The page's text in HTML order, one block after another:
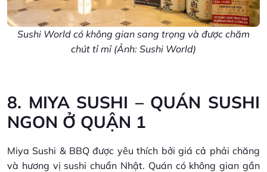
Sushi World có không gian sang trọng và được chăm
chút tỉ mỉ (Ảnh: Sushi World)
8. MIYA SUSHI – QUÁN SUSHI
NGON Ở QUẬN 1
Miya Sushi & BBQ được yêu thích bởi giá cả phải chăng
và hương vị sushi chuẩn Nhật. Quán có không gian gần